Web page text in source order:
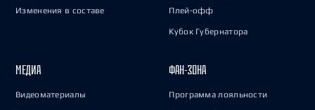
Изменения в составе Плей-офф
Кубок Губернатора
МЕДИА
Видеоматериалы
ФАН-ЗОНА
Программа лояльности